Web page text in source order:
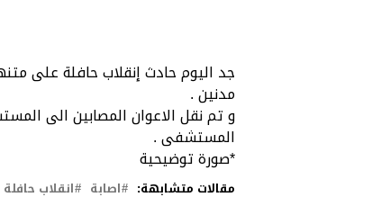
مدنين .
و تم نقل الاعوان المصابين الى
المستشفى .
*صورة توضيحية
مقالات متشابهة: اصابة انقلاب حافلة